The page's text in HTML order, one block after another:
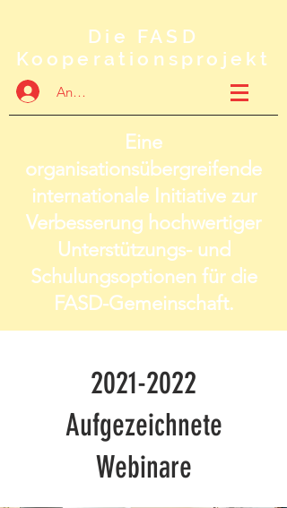
Die FASD
Kooperationsprojekt
Anmelden
Eine
organisationsübergreifende
internationale Initiative zur
Verbesserung hochwertiger
Unterstützungs- und
Schulungsoptionen für die
FASD-Gemeinschaft.
2021-2022
Aufgezeichnete
Webinare